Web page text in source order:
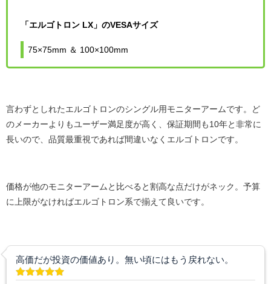
「エルゴトロン LX」のVESAサイズ
75×75mm ＆ 100×100mm
言わずとしれたエルゴトロンのシングル用モニターアームです。ど
のメーカーよりもユーザー満足度が高く、保証期間も10年と非常に
長いので、品質最重視であれば間違いなくエルゴトロンです。
価格が他のモニターアームと比べると割高な点だけがネック。予算
に上限がなければエルゴトロン系で揃えて良いです。
高価だが投資の価値あり。無い頃にはもう戻れない。